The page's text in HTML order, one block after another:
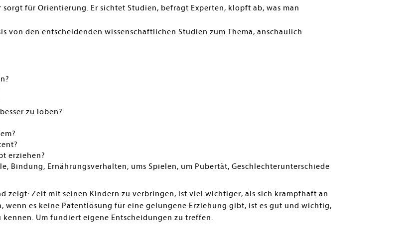
für Orientierung. Er sichtet Studien, befragt Experten, klopft ab, was man
von den entscheidenden wissenschaftlichen Studien zum Thema, anschaulich
zu loben?
erziehen?
Bindung, Ernährungsverhalten, ums Spielen, um Pubertät, Geschlechterunterschiede
zeigt: Zeit mit seinen Kindern zu verbringen, ist viel wichtiger, als sich krampfhaft an
wenn es keine Patentlösung für eine gelungene Erziehung gibt, ist es gut und wichtig,
Um fundiert eigene Entscheidungen zu treffen.